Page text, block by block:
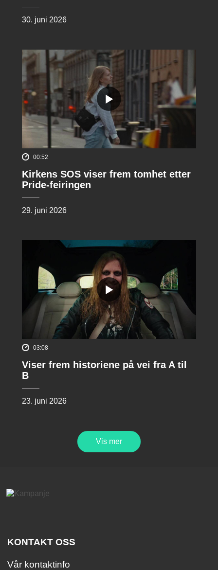
30. juni 2026
00:52
Kirkens SOS viser frem tomhet etter
Pride-feiringen
29. juni 2026
03:08
Viser frem historiene på vei fra A til
B
23. juni 2026
Vis mer
KONTAKT OSS
Vår kontaktinfo